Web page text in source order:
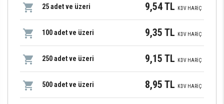
25 adet ve üzeri 9,54 TL KDV HARİÇ
100 adet ve üzeri 9,35 TL KDV HARİÇ
250 adet ve üzeri 9,15 TL KDV HARİÇ
500 adet ve üzeri 8,95 TL KDV HARİÇ